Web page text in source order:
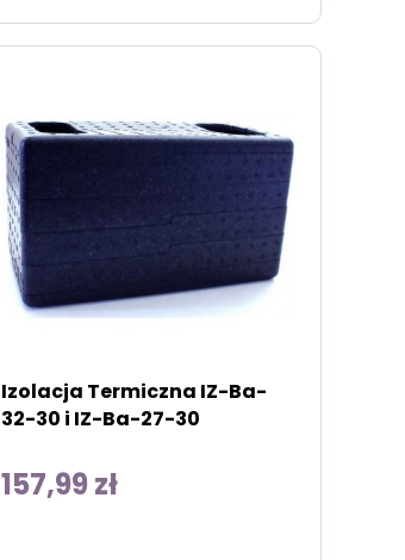
Izolacja Termiczna IZ-Ba-
32-30 i IZ-Ba-27-30
157,99 zł